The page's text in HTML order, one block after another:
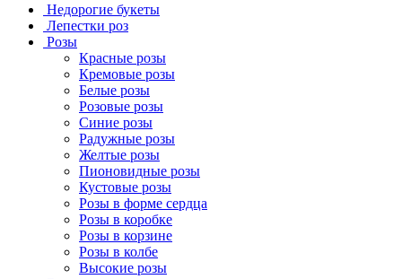
Недорогие букеты
Лепестки роз
Розы
Красные розы
Кремовые розы
Белые розы
Розовые розы
Синие розы
Радужные розы
Желтые розы
Пионовидные розы
Кустовые розы
Розы в форме сердца
Розы в коробке
Розы в корзине
Розы в колбе
Высокие розы